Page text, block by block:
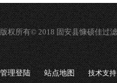
版权所有© 2018 固安县慷硕佳过
管理登陆 站点地图 技术支